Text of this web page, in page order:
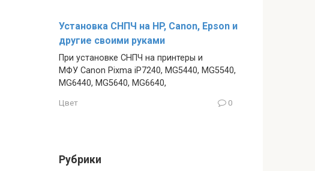
Установка СНПЧ на HP, Canon, Epson и
другие своими руками
При установке СНПЧ на принтеры и
МФУ Canon Pixma iP7240, MG5440, MG5540,
MG6440, MG5640, MG6640,
Цвет 0
Рубрики